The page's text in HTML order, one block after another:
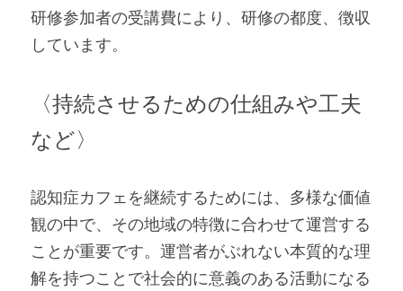
研修参加者の受講費により、研修の都度、徴収
しています。
〈持続させるための仕組みや工夫
など〉
認知症カフェを継続するためには、多様な価値
観の中で、その地域の特徴に合わせて運営する
ことが重要です。運営者がぶれない本質的な理
解を持つことで社会的に意義のある活動になる